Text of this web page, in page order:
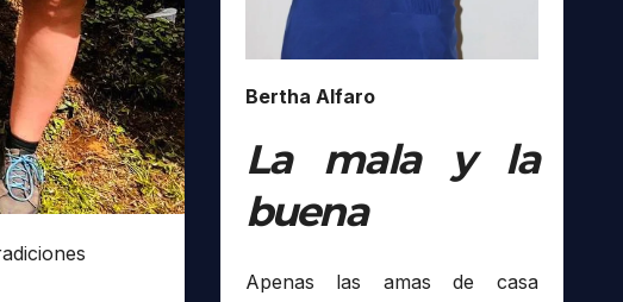
Bertha Alfaro
La mala y la
buena
Apenas las amas de casa